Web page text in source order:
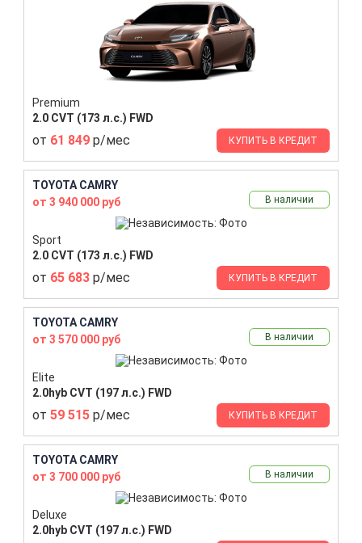
Premium
2.0 CVT (173 л.с.) FWD
от 61 849 р/мес КУПИТЬ В КРЕДИТ
TOYOTA CAMRY
от 3 940 000 руб
В наличии
Sport
2.0 CVT (173 л.с.) FWD
от 65 683 р/мес КУПИТЬ В КРЕДИТ
TOYOTA CAMRY
от 3 570 000 руб
В наличии
Elite
2.0hyb CVT (197 л.с.) FWD
от 59 515 р/мес КУПИТЬ В КРЕДИТ
TOYOTA CAMRY
от 3 700 000 руб
В наличии
Deluxe
2.0hyb CVT (197 л.с.) FWD